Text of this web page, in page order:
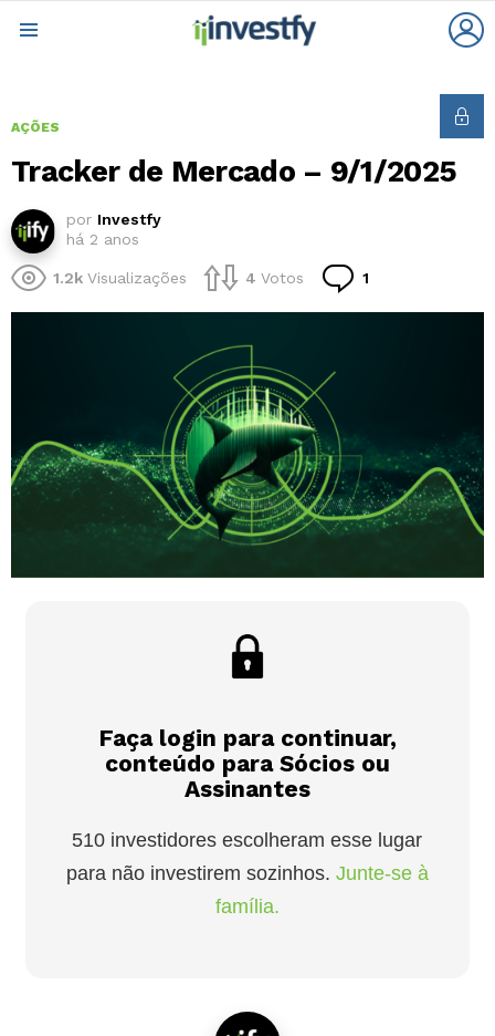
AÇÕES
Tracker de Mercado – 9/1/2025
por Investfy
há 2 anos
1.2k Visualizações 4 Votos 1
Faça login para continuar,
conteúdo para Sócios ou
Assinantes
510 investidores escolheram esse lugar
para não investirem sozinhos. Junte-se à
família.